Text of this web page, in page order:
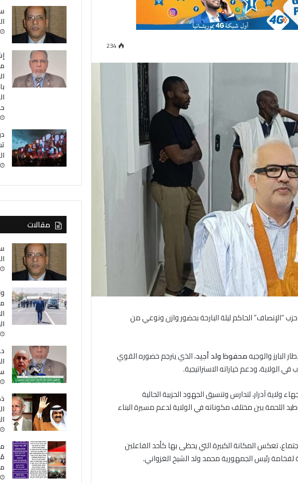
234
“الإنصاف” الحاكم ليلة البارحة بحضور وازن ونوعي من
البارز والوجيهمحفوظ ولد أجيد، الذي يترجم حضوره القوي
الولاية، ودعم خياراته الاستراتيجية.
آدرار، لتدارس وتنسيق الجهود الحزبية الحالية
اللحمة بين مختلف مكوناته في الولاية لدعم مسيرة البناء
تعكس المكانة الكبيرة التي يحظى بها كأحد الفاعلين
لفخامة رئيس الجمهورية محمد ولد الشيخ الغزواني.
مقالات